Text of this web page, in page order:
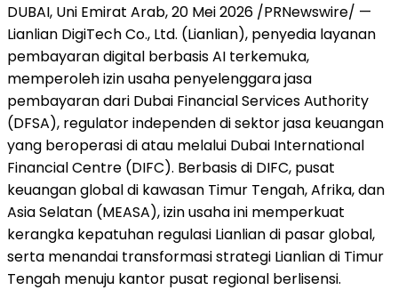
DUBAI, Uni Emirat Arab, 20 Mei 2026 /PRNewswire/ —
Lianlian DigiTech Co., Ltd. (Lianlian), penyedia layanan
pembayaran digital berbasis AI terkemuka,
memperoleh izin usaha penyelenggara jasa
pembayaran dari Dubai Financial Services Authority
(DFSA), regulator independen di sektor jasa keuangan
yang beroperasi di atau melalui Dubai International
Financial Centre (DIFC). Berbasis di DIFC, pusat
keuangan global di kawasan Timur Tengah, Afrika, dan
Asia Selatan (MEASA), izin usaha ini memperkuat
kerangka kepatuhan regulasi Lianlian di pasar global,
serta menandai transformasi strategi Lianlian di Timur
Tengah menuju kantor pusat regional berlisensi.